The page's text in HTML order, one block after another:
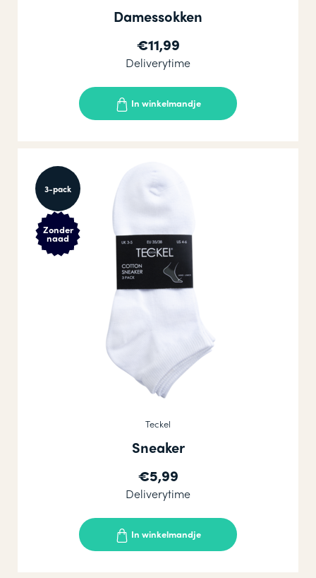
Damessokken
€11,99
Deliverytime
In winkelmandje
3-pack
Zonder
naad
Teckel
Sneaker
€5,99
Deliverytime
In winkelmandje